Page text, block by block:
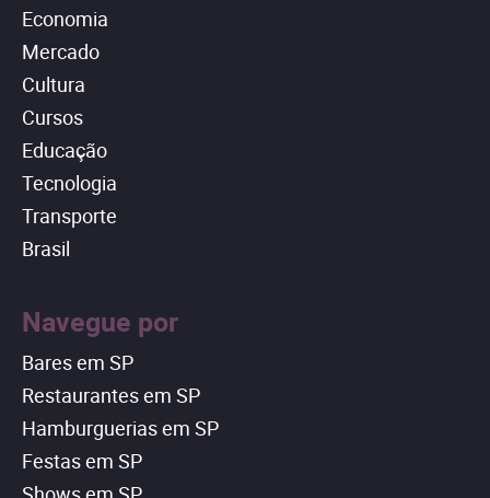
Economia
Mercado
Cultura
Cursos
Educação
Tecnologia
Transporte
Brasil
Navegue por
Bares em SP
Restaurantes em SP
Hamburguerias em SP
Festas em SP